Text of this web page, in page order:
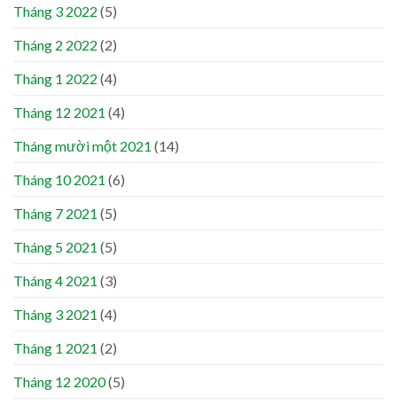
Tháng 3 2022 (5)
Tháng 2 2022 (2)
Tháng 1 2022 (4)
Tháng 12 2021 (4)
Tháng mười một 2021 (14)
Tháng 10 2021 (6)
Tháng 7 2021 (5)
Tháng 5 2021 (5)
Tháng 4 2021 (3)
Tháng 3 2021 (4)
Tháng 1 2021 (2)
Tháng 12 2020(5)